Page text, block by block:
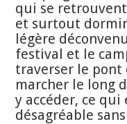
qui se
et surtout
légère
festival et le
traverser le pont
marcher le long
y accéder, ce
désagréable